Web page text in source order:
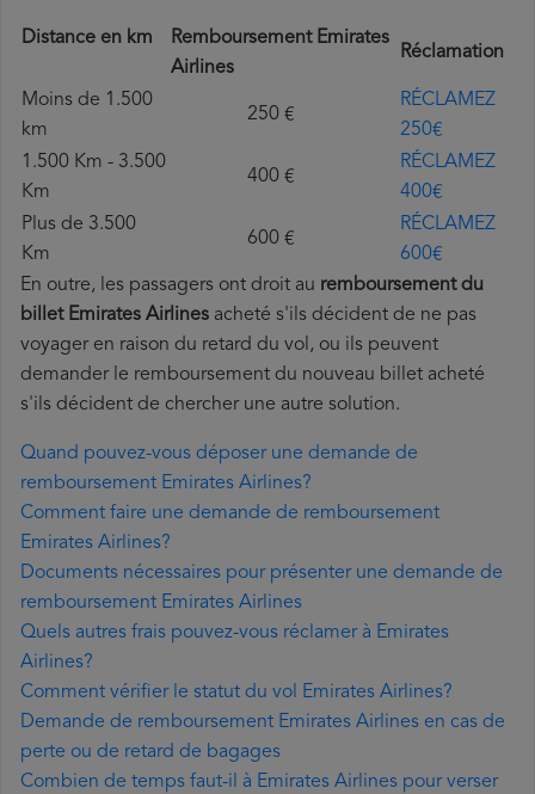
Distance en km
Remboursement Emirates
Airlines
Réclamation
Moins de 1.500
km
250 €
RÉCLAMEZ
250€
1.500 Km - 3.500
Km
400 €
RÉCLAMEZ
400€
Plus de 3.500
Km
600 €
RÉCLAMEZ
600€
En outre, les passagers ont droit au remboursement du
billet Emirates Airlines acheté s'ils décident de ne pas
voyager en raison du retard du vol, ou ils peuvent
demander le remboursement du nouveau billet acheté
s'ils décident de chercher une autre solution.
Quand pouvez-vous déposer une demande de
remboursement Emirates Airlines?
Comment faire une demande de remboursement
Emirates Airlines?
Documents nécessaires pour présenter une demande de
remboursement Emirates Airlines
Quels autres frais pouvez-vous réclamer à Emirates
Airlines?
Comment vérifier le statut du vol Emirates Airlines?
Demande de remboursement Emirates Airlines en cas de
perte ou de retard de bagages
Combien de temps faut-il à Emirates Airlines pour verser